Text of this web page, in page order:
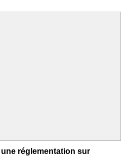
réglementation sur